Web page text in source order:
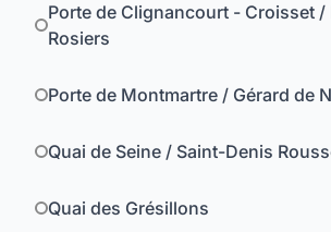
Porte de Clignancourt - Croisset
Rosiers
Porte de Montmartre / Gérard de
Quai de Seine / Saint-Denis
Quai des Grésillons